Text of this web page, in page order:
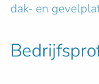
dak- en